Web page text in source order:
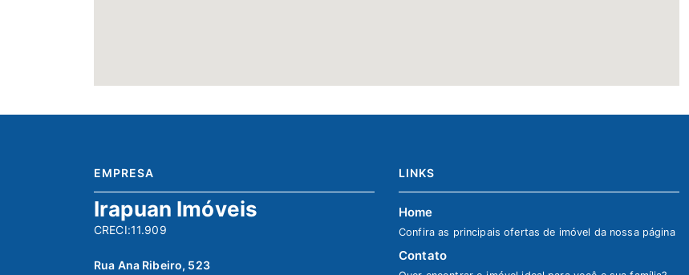
EMPRESA
Irapuan Imóveis
CRECI:11.909
Rua Ana Ribeiro, 523
LINKS
Home
Confira as principais ofertas de imóvel da nossa página
Contato